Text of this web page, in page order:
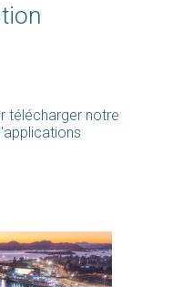
télécharger notre